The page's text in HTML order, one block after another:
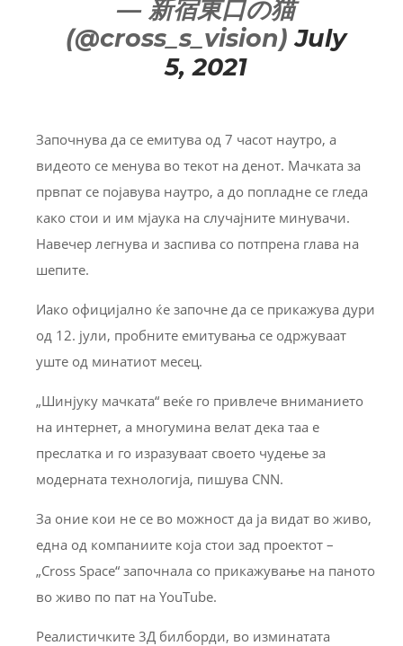
— 新宿東口の猫
(@cross_s_vision)July
5, 2021
Започнува да се емитува од 7 часот наутро, а
видеото се менува во текот на денот. Мачката за
првпат се појавува наутро, а до попладне се гледа
како стои и им мјаука на случајните минувачи.
Навечер легнува и заспива со потпрена глава на
шепите.
Иако официјално ќе започне да се прикажува дури
од 12. јули, пробните емитувања се одржуваат
уште од минатиот месец.
„Шинјуку мачката“ веќе го привлече вниманието
на интернет, а многумина велат дека таа е
преслатка и го изразуваат своето чудење за
модерната технологија, пишува CNN.
За оние кои не се во можност да ја видат во живо,
една од компаниите која стои зад проектот –
„Cross Space“ започнала со прикажување на паното
во живо по пат на YouTube.
Реалистичките 3Д билборди, во изминатата